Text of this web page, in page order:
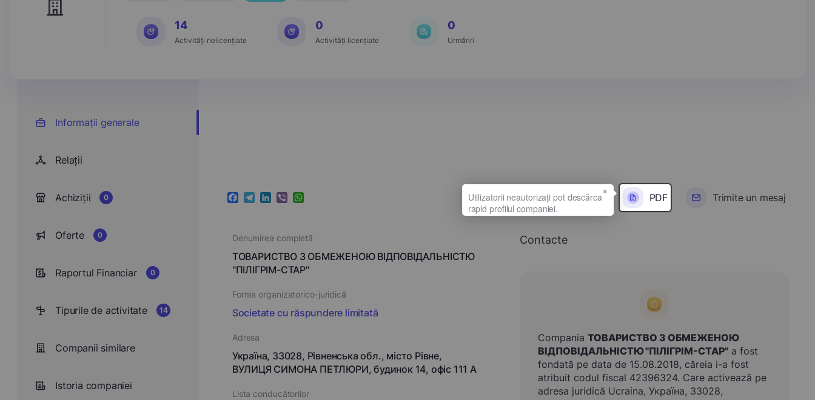
14
Activități nelicențiate
0
Activități licențiate
0
Urmăriri
Informații generale
Relații
Achiziții 0
Oferte 0
Raportul Financiar 0
Tipurile de activitate 14
Companii similare
Istoria companiei
Facebook
Telegram
LinkedIn
ViberWhatsApp PDF Trimite un mesaj
Denumirea completă
ТОВАРИСТВО З ОБМЕЖЕНОЮ ВІДПОВІДАЛЬНІСТЮ
"ПІЛІГРІМ-СТАР"
Forma organizatorico-juridică
Societate cu răspundere limitată
Adresa
Україна, 33028, Рівненська обл., місто Рівне,
ВУЛИЦЯ СИМОНА ПЕТЛЮРИ, будинок 14, офіс 111 А
Lista conducătorilor
Contacte
Compania ТОВАРИСТВО З ОБМЕЖЕНОЮ
ВІДПОВІДАЛЬНІСТЮ "ПІЛІГРІМ-СТАР"a fost
fondată pe data de 15.08.2018, căreia i-a fost
atribuit codul fiscal 42396324. Care activează pe
adresa juridică Ucraina, Україна, 33028,
×